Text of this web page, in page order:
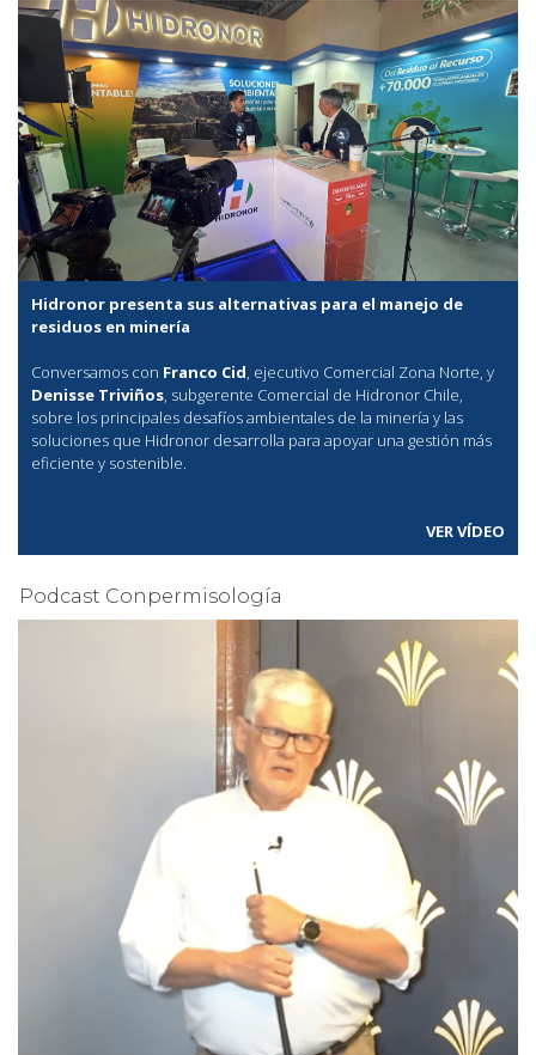
Hidronor presenta sus alternativas para el manejo de
residuos en minería
Conversamos con Franco Cid, ejecutivo Comercial Zona Norte, y
Denisse Triviños, subgerente Comercial de Hidronor Chile,
sobre los principales desafíos ambientales de la minería y las
soluciones que Hidronor desarrolla para apoyar una gestión más
eficiente y sostenible.
VER VÍDEO
Podcast Conpermisología